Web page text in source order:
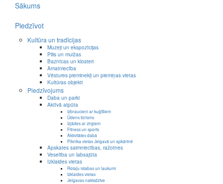
Sākums
Piedzīvot
Kultūra un tradīcijas
Muzeji un ekspozīcijas
Pilis un muižas
Baznīcas un klosteri
Amatniecība
Vēstures pieminekļi un piemiņas vietas
Kultūras objekti
Piedzīvojums
Daba un parki
Aktīvā atpūta
Izbraucieni ar kuģīšiem
Ūdens tūrisms
Izjādes ar zirgiem
Fitness un sports
Aktivitātes dabā
Piknika vietas Jelgavā un apkārtnē
Apskates saimniecības, ražotnes
Veselība un labsajūta
Izklaides vietas
Rotaļu istabas un laukumi
Izklaides vietas
Jelgavas naktsdzīve